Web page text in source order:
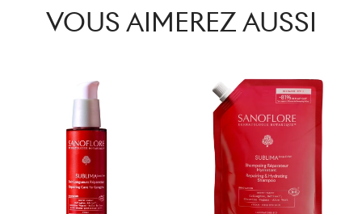
VOUS AIMEREZ AUSSI